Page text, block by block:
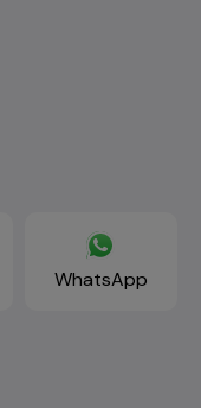
WhatsApp